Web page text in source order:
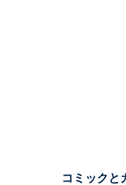
コミックと